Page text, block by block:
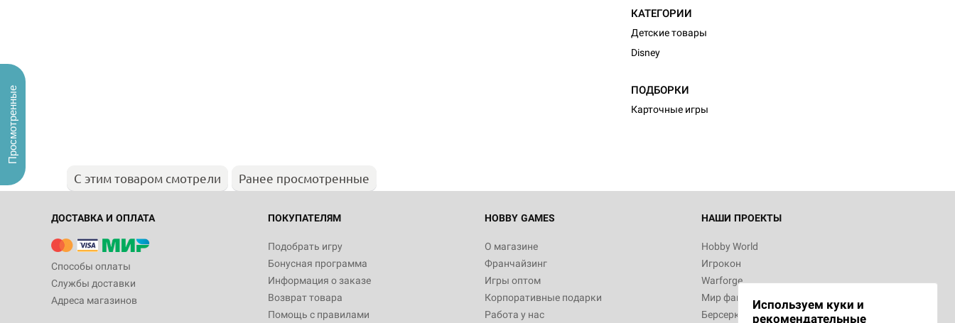
КАТЕГОРИИ
Детские товары
Disney
ПОДБОРКИ
Карточные игры
С этим товаром смотрели Ранее просмотренные
ДОСТАВКА И ОПЛАТА
Способы оплаты
Службы доставки
Адреса магазинов
ПОКУПАТЕЛЯМ
Подобрать игру
Бонусная программа
Информация о заказе
Возврат товара
Помощь с правилами
HOBBY GAMES
О магазине
Франчайзинг
Игры оптом
Корпоративные подарки
Работа у нас
НАШИ ПРОЕКТЫ
Hobby World
Игрокон
Warforge
Мир фантастики
Берсерк
Используем куки и
рекомендательные
Просмотренные